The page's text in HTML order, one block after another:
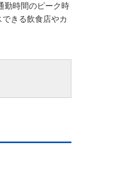
勤時間のピーク時
きる飲食店やカ